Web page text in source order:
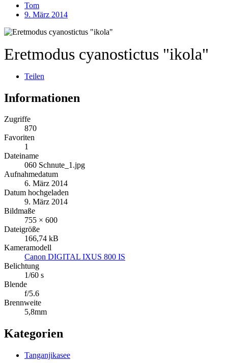
Tom
9. März 2014
Eretmodus cyanostictus "ikola"
Teilen
Informationen
Zugriffe
870
Favoriten
1
Dateiname
060 Schnute_1.jpg
Aufnahmedatum
6. März 2014
Datum hochgeladen
9. März 2014
Bildmaße
755 × 600
Dateigröße
166,74 kB
Kameramodell
Canon DIGITAL IXUS 800 IS
Belichtung
1/60 s
Blende
f/5.6
Brennweite
5,8mm
Kategorien
Tanganjikasee